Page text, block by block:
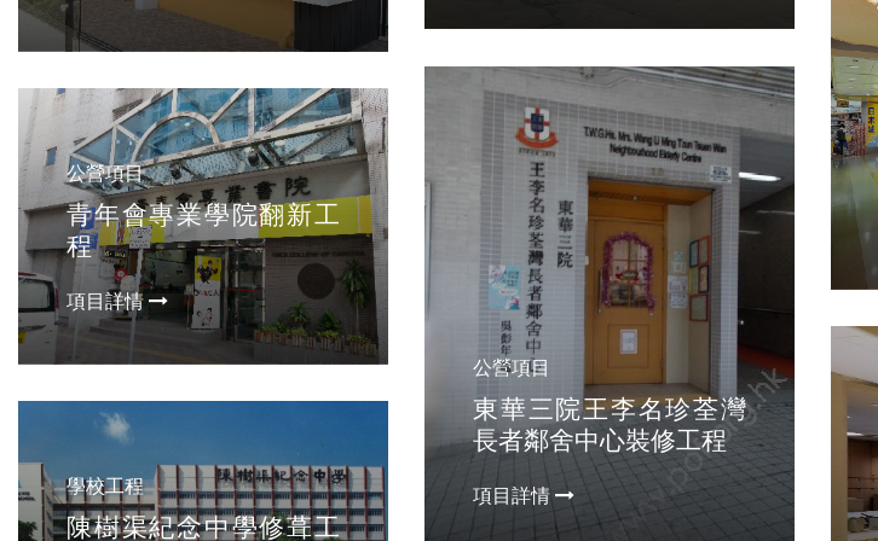
公營項目
東華三院王李名珍荃灣
長者鄰舍中心裝修工程
項目詳情
公營項目
青年會專業學院翻新工
程
項目詳情
學校工程
陳樹渠紀念中學修葺工